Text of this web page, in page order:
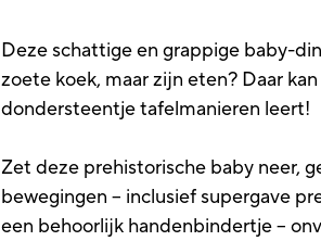
Deze schattige en grappige baby-
zoete koek, maar zijn eten? Daar
dondersteentje tafelmanieren leert!
Zet deze prehistorische baby neer,
bewegingen – inclusief supergave
een behoorlijk handenbindertje –